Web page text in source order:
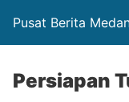
Pusat Berita
Persiapan